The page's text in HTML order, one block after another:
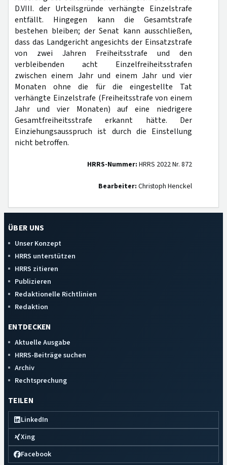
D.VIII. der Urteilsgründe verhängte Einzelstrafe
entfällt. Hingegen kann die Gesamtstrafe
bestehen bleiben; der Senat kann ausschließen,
dass das Landgericht angesichts der Einsatzstrafe
von zwei Jahren Freiheitsstrafe und den
verbleibenden acht Einzelfreiheitsstrafen
zwischen einem Jahr und einem Jahr und vier
Monaten ohne die für die eingestellte Tat
verhängte Einzelstrafe (Freiheitsstrafe von einem
Jahr und vier Monaten) auf eine niedrigere
Gesamtfreiheitsstrafe erkannt hätte. Der
Einziehungsausspruch ist durch die Einstellung
nicht betroffen.
HRRS-Nummer: HRRS 2022 Nr. 872
Bearbeiter: Christoph Henckel
ÜBER UNS
Unser Konzept
HRRS unterstützen
HRRS zitieren
Publizieren
Redaktionelle Richtlinien
Redaktion
ENTDECKEN
Aktuelle Ausgabe
HRRS-Beiträge suchen
Archiv
Rechtsprechung
TEILEN
LinkedIn
Xing
Facebook